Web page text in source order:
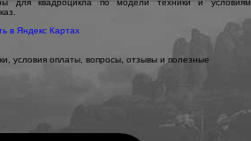
для квадроцикла по модели техники и условиям
в Яндекс Картах
условия оплаты, вопросы, отзывы и полезные